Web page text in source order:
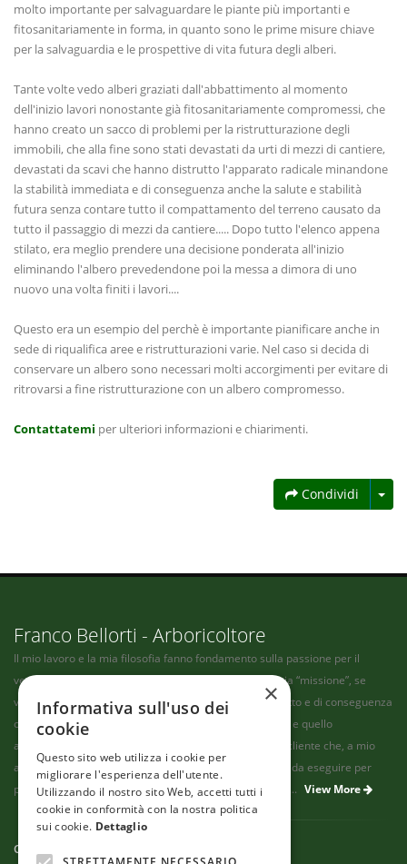
molto importante per salvaguardare le piante più importanti e
fitosanitariamente in forma, in quanto sono le prime misure chiave
per la salvaguardia e le prospettive di vita futura degli alberi.
Tante volte vedo alberi graziati dall'abbattimento al momento
dell'inizio lavori nonostante già fitosanitariamente compromessi, che
hanno creato un sacco di problemi per la ristrutturazione degli
immobili, che alla fine sono stati devastati da urti di mezzi di cantiere,
devastati da scavi che hanno distrutto l'apparato radicale minandone
la stabilità immediata e di conseguenza anche la salute e stabilità
futura senza contare tutto il compattamento del terreno causato da
tutto il passaggio di mezzi da cantiere..... Dopo tutto l'elenco appena
stilato, era meglio prendere una decisione ponderata all'inizio
eliminando l'albero prevedendone poi la messa a dimora di uno
nuovo una volta finiti i lavori....
Questo era un esempio del perchè è importante pianificare anche in
sede di riqualifica aree e ristrutturazioni varie. Nel caso si decida di
conservare un albero sono necessari molti accorgimenti per evitare di
ritrovarsi a fine ristrutturazione con un albero compromesso.
Contattatemi per ulteriori informazioni e chiarimenti.
Condividi
Franco Bellorti - Arboricoltore
Il mio lavoro e la mia filosofia fanno fondamento sulla passione per il
verde, e soprattutto sulla passione per gli alberi. La mia “missione”, se
vogliamo, consiste nel fornire un servizio che sia corretto e di conseguenza
onesto, ben fatto, che non leda il patrimonio del cliente e quello
ambientale, a costo di andare contro le richieste di un cliente che, a mio
avviso, possa aver travisato il concetto di cure corrette da eseguire per
possedere un “albero sano” e di conseguenza "sicuro".... View More
CONTACT US
×
Informativa sull'uso dei
cookie
Questo sito web utilizza i cookie per
migliorare l'esperienza dell'utente.
Utilizzando il nostro sito Web, accetti tutti i
cookie in conformità con la nostra politica
sui cookie. Dettaglio